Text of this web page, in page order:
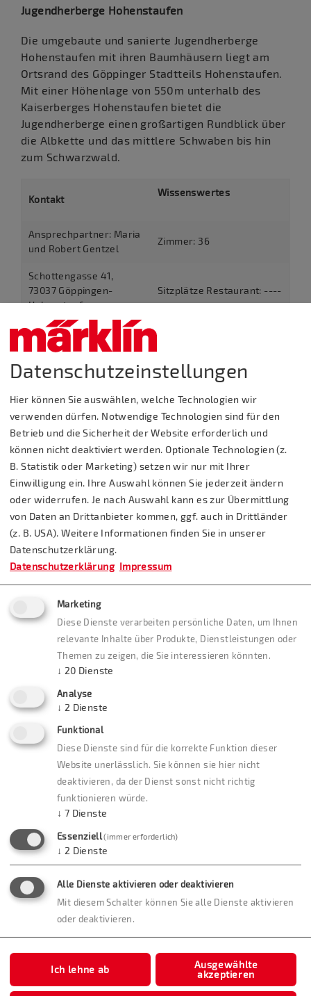
Jugendherberge Hohenstaufen
Die umgebaute und sanierte Jugendherberge
Hohenstaufen mit ihren Baumhäusern liegt am
Ortsrand des Göppinger Stadtteils Hohenstaufen.
Mit einer Höhenlage von 550m unterhalb des
Kaiserberges Hohenstaufen bietet die
Jugendherberge einen großartigen Rundblick über
die Albkette und das mittlere Schwaben bis hin
zum Schwarzwald.
Kontakt
Wissenswertes
Ansprechpartner: Maria
und Robert Gentzel
Zimmer: 36
Schottengasse 41,
73037 Göppingen-
Hohenstaufen
Sitzplätze Restaurant: ----
Tel.: 07165/438
Parkmöglichkeiten in der
Nähe
E-Mail:
info(at)jugendherberge-
hohenstaufen.de
Entfernung Märklineum:
www.jugendherberge-
hohenstaufen.de
Badhotel Stauferland
Das Badhotel Stauferland in Bad Boll liegt
verkehrsgünstig in unmittelbarer Nähe zur A8 und
dennoch in herrlich ruhiger Halbhöhenlage,
Hotel verfügt über 45 stilvolle Zimmer die im Vier-
Sterne-Standard eingerichtet sind. Viele Zimmer
haben einen Balkon, oder einen herrlichen Blick
auf den Garten. Im hoteleigenen Wellnessbereich
kann sich jeder Gast im Pool, in der Sauna oder in
den Entspannungsräumen erholen. Im Restaurant,
der Boller Stube oder auf unserer wunderschönen
Aussichtsterrasse, werden regionale und
saisonale Köstlichkeiten serviert.
Datenschutzeinstellungen
Hier können Sie auswählen, welche Technologien wir
verwenden dürfen. Notwendige Technologien sind für den
Betrieb und die Sicherheit der Website erforderlich und
können nicht deaktiviert werden. Optionale Technologien (z.
B. Statistik oder Marketing) setzen wir nur mit Ihrer
Einwilligung ein. Ihre Auswahl können Sie jederzeit ändern
oder widerrufen. Je nach Auswahl kann es zur Übermittlung
von Daten an Drittanbieter kommen, ggf. auch in Drittländer
(z. B. USA). Weitere Informationen finden Sie in unserer
Datenschutzerklärung.
Datenschutzerklärung Impressum
Marketing
Diese Dienste verarbeiten persönliche Daten, um Ihnen
relevante Inhalte über Produkte, Dienstleistungen oder
Themen zu zeigen, die Sie interessieren könnten.
↓ 20 Dienste
Analyse
↓ 2 Dienste
Funktional
Diese Dienste sind für die korrekte Funktion dieser
Website unerlässlich. Sie können sie hier nicht
deaktivieren, da der Dienst sonst nicht richtig
funktionieren würde.
↓ 7 Dienste
Essenziell(immer erforderlich)
↓ 2 Dienste
Alle Dienste aktivieren oder deaktivieren
Mit diesem Schalter können Sie alle Dienste aktivieren
oder deaktivieren.
Ich lehne ab
Ausgewählte
akzeptieren